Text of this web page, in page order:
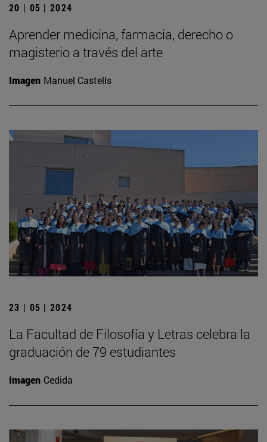
20 | 05 | 2024
Aprender medicina, farmacia, derecho o
magisterio a través del arte
Imagen Manuel Castells
23 | 05 | 2024
La Facultad de Filosofía y Letras celebra la
graduación de 79 estudiantes
Imagen Cedida